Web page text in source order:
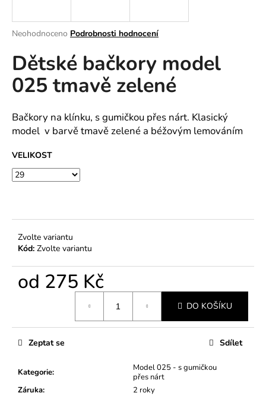
Průměrné
produktu
je
0,0
z
hvězdiček.
Neohodnoceno Podrobnosti hodnocení
Dětské bačkory model
025 tmavě zelené
Bačkory na klínku, s gumičkou přes nárt. Klasický
model v barvě tmavě zelené a béžovým lemováním
VELIKOST
Zvolte variantu
Kód: Zvolte variantu
od 275 Kč
DO KOŠÍKU
Kategorie:
Model 025 - s gumičkou
přes nárt
Záruka: 2 roky
Zeptat se Sdílet
j
t
?
HLEDAT
p
u
č
u
e
DĚTSKÉ
BAČKORY
MODEL